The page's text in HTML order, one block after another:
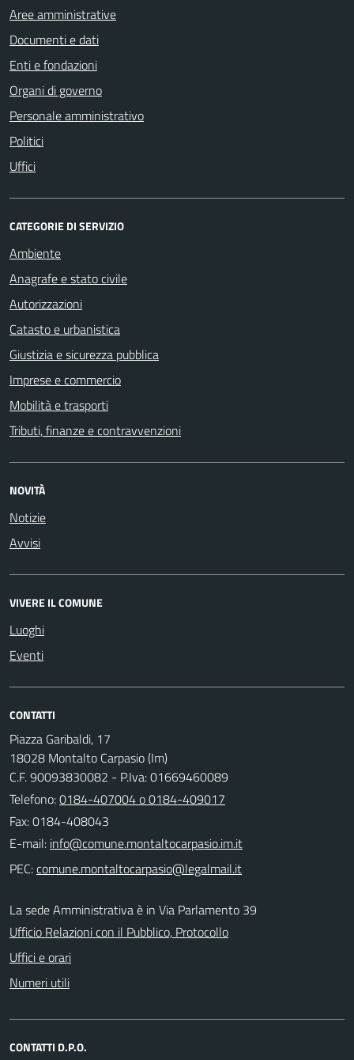
Aree amministrative
Documenti e dati
Enti e fondazioni
Organi di governo
Personale amministrativo
Politici
Uffici
CATEGORIE DI SERVIZIO
Ambiente
Anagrafe e stato civile
Autorizzazioni
Catasto e urbanistica
Giustizia e sicurezza pubblica
Imprese e commercio
Mobilità e trasporti
Tributi, finanze e contravvenzioni
NOVITÀ
Notizie
Avvisi
VIVERE IL COMUNE
Luoghi
Eventi
CONTATTI
Piazza Garibaldi, 17
18028 Montalto Carpasio (Im)
C.F. 90093830082 - P.Iva: 01669460089
Telefono:0184-407004 o 0184-409017
Fax: 0184-408043
E-mail:
PEC:
La sede Amministrativa è in Via Parlamento 39
Ufficio Relazioni con il Pubblico, Protocollo
Uffici e orari
Numeri utili
CONTATTI D.P.O.